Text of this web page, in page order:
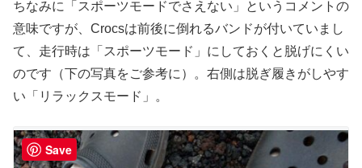
ちなみに「スポーツモードでさえない」というコメントの
意味ですが、Crocsは前後に倒れるバンドが付いていまし
て、走行時は「スポーツモード」にしておくと脱げにくい
のです（下の写真をご参考に）。右側は脱ぎ履きがしやす
い「リラックスモード」。
Save